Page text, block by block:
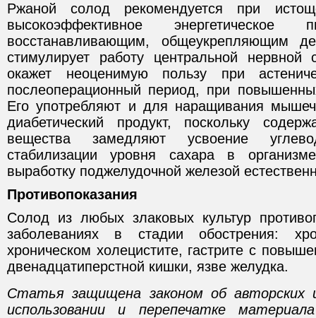
Ржаной солод рекомендуется при
высокоэффективное энергетическое
восстанавливающим, общеукрепляющим
стимулирует работу центральной
окажет неоценимую пользу при
послеоперационный период, при
Его употребляют и для наращивания
диабетический продукт, поскольку
вещества замедляют усвоение
стабилизации уровня сахара в
выработку поджелудочной железой
Противопоказания
Солод из любых злаковых культур
заболеваниях в стадии обострения:
хроническом холецистите, гастрите с
двенадцатиперстной кишки, язве желудка.
Статья защищена законом об авторских
использовании и перепечатке